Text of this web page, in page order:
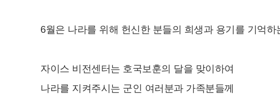
6월은 나라를 위해 헌신한 분들의 희생과 용기를 기억하
자이스 비전센터는 호국보훈의 달을 맞이하여
​나라를 지켜주시는 군인 여러분과 가족분들께